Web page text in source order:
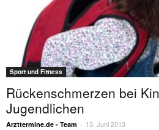
Sport und Fitness
Rückenschmerzen bei
Jugendlichen
Arzttermine.de - Team - 13. Juni 2013